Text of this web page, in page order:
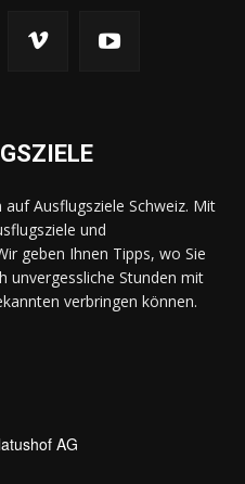
Ausflugsziele Schweiz. Mit
und
geben Ihnen Tipps, wo Sie
unvergessliche Stunden mit
verbringen können.
AG